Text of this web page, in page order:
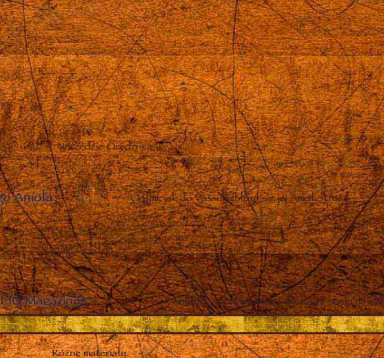
Narzędzie Orędzi
Anioła– O tym, jak do Vassuli zbliżył się jej Anioł Stróż
Nadaje Orędzia
Magazine)– Działania, sprawozdania i duchowe nauki na
Różne materiały